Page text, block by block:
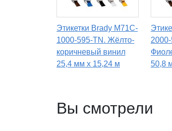
Этикетки Brady M71C-
1000-595-TN. Жёлто-
коричневый винил
25,4 мм x 15,24 м
50,8
Вы смотрели